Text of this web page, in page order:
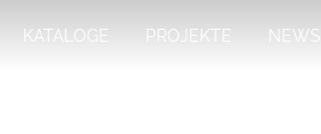
KATALOGE PROJEKTE NEWS